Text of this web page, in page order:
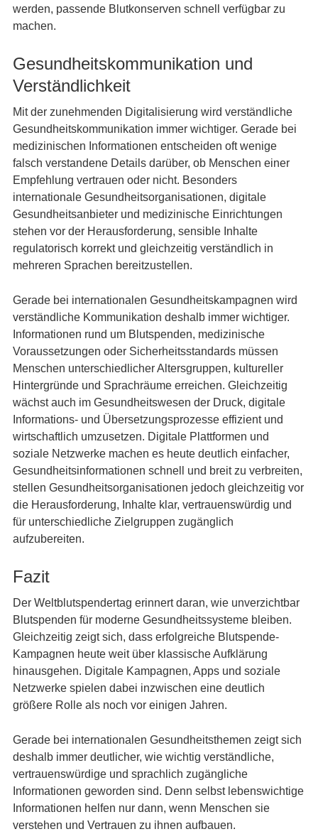
werden, passende Blutkonserven schnell verfügbar zu
machen.
Gesundheitskommunikation und
Verständlichkeit
Mit der zunehmenden Digitalisierung wird verständliche
Gesundheitskommunikation immer wichtiger. Gerade bei
medizinischen Informationen entscheiden oft wenige
falsch verstandene Details darüber, ob Menschen einer
Empfehlung vertrauen oder nicht. Besonders
internationale Gesundheitsorganisationen, digitale
Gesundheitsanbieter und medizinische Einrichtungen
stehen vor der Herausforderung, sensible Inhalte
regulatorisch korrekt und gleichzeitig verständlich in
mehreren Sprachen bereitzustellen.
Gerade bei internationalen Gesundheitskampagnen wird
verständliche Kommunikation deshalb immer wichtiger.
Informationen rund um Blutspenden, medizinische
Voraussetzungen oder Sicherheitsstandards müssen
Menschen unterschiedlicher Altersgruppen, kultureller
Hintergründe und Sprachräume erreichen. Gleichzeitig
wächst auch im Gesundheitswesen der Druck, digitale
Informations- und Übersetzungsprozesse effizient und
wirtschaftlich umzusetzen. Digitale Plattformen und
soziale Netzwerke machen es heute deutlich einfacher,
Gesundheitsinformationen schnell und breit zu verbreiten,
stellen Gesundheitsorganisationen jedoch gleichzeitig vor
die Herausforderung, Inhalte klar, vertrauenswürdig und
für unterschiedliche Zielgruppen zugänglich
aufzubereiten.
Fazit
Der Weltblutspendertag erinnert daran, wie unverzichtbar
Blutspenden für moderne Gesundheitssysteme bleiben.
Gleichzeitig zeigt sich, dass erfolgreiche Blutspende-
Kampagnen heute weit über klassische Aufklärung
hinausgehen. Digitale Kampagnen, Apps und soziale
Netzwerke spielen dabei inzwischen eine deutlich
größere Rolle als noch vor einigen Jahren.
Gerade bei internationalen Gesundheitsthemen zeigt sich
deshalb immer deutlicher, wie wichtig verständliche,
vertrauenswürdige und sprachlich zugängliche
Informationen geworden sind. Denn selbst lebenswichtige
Informationen helfen nur dann, wenn Menschen sie
verstehen und Vertrauen zu ihnen aufbauen.